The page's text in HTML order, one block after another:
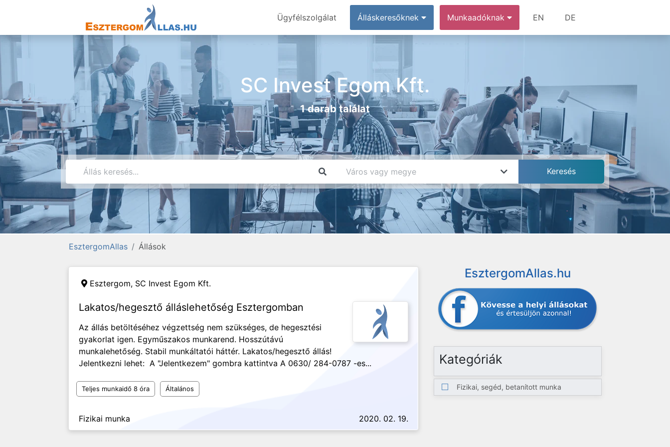
Ügyfélszolgálat Álláskeresőknek Munkaadóknak EN DE
SC Invest Egom Kft.
1 darab találat
EsztergomAllas Állások
Esztergom, SC Invest Egom Kft.
Lakatos/hegesztő álláslehetőség Esztergomban
Az állás betöltéséhez végzettség nem szükséges, de hegesztési
gyakorlat igen. Egyműszakos munkarend. Hosszútávú
munkalehetőség. Stabil munkáltatói háttér. Lakatos/hegesztő állás!
Jelentkezni lehet: A "Jelentkezem" gombra kattintva A 0630/ 284-0787 -es...
Teljes munkaidő 8 óra Általános
Fizikai munka 2020. 02. 19.
EsztergomAllas.hu
Kategóriák
Fizikai, segéd, betanított munka